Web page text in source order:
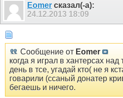
Eomer сказал(-а):
24.12.2013 18:09
Сообщение от Eomer
когда я играл в хантерсах
день в тсе, угадай кто( не я
говарили (ссаный донатер
бегаешь и ничего.